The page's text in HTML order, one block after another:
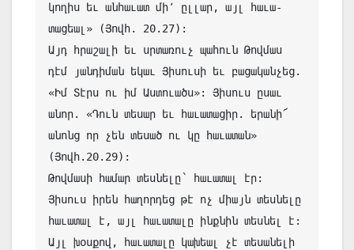
կողիս եւ անհաւատ մի՚ ըլլար, այլ հաւա-
տացեալ» (Յովհ. 20.27):
Այդ հրաշալի եւ սրտառուչ պահուն Թովմաս
դէմ յանդիման եկաւ Յիսուսի եւ բացականչեց.
«Իմ Տէրս ու իմ Աստուածս»: Յիսուս ըսաւ
անոր. «Դուն տեսար եւ հաւատացիր. երանի՜
անոնց որ չեն տեսած ու կը հաւատան»
(Յովհ.20.29):
Թովմասի համար տեսնելը՝ հաւատալ էր:
Յիսուս իրեն հաղորդեց թէ ոչ միայն տեսնելը
հաւատալ է, այլ հաւատալը ինքնին տեսնել է:
Այլ խօսքով, հաւատալը կախեալ չէ տեսանելի